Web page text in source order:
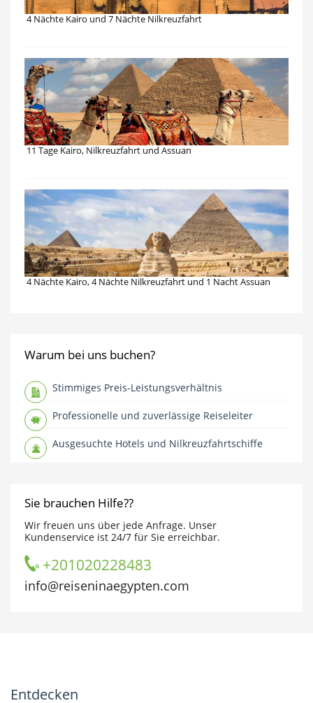
4 Nächte Kairo und 7 Nächte Nilkreuzfahrt
11 Tage Kairo, Nilkreuzfahrt und Assuan
4 Nächte Kairo, 4 Nächte Nilkreuzfahrt und 1 Nacht Assuan
Warum bei uns buchen?
Stimmiges Preis-Leistungsverhältnis
Professionelle und zuverlässige Reiseleiter
Ausgesuchte Hotels und Nilkreuzfahrtschiffe
Sie brauchen Hilfe??
Wir freuen uns über jede Anfrage. Unser
Kundenservice ist 24/7 für Sie erreichbar.
+201020228483
info@reiseninaegypten.com
Entdecken